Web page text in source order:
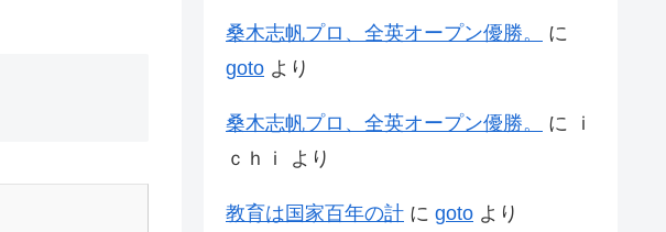
桑木志帆プロ、全英オープン優勝。
に
goto より
桑木志帆プロ、全英オープン優勝。 に
ｉ
ｃｈｉ
より
教育は国家百年の計 に goto より